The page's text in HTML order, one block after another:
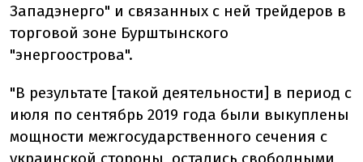
Западэнерго" и связанных с ней трейдеров в
торговой зоне Бурштынского
"энергоострова".
"В результате [такой деятельности] в период с
июля по сентябрь 2019 года были выкуплены
мощности межгосударственного сечения с
украинской стороны, остались свободными